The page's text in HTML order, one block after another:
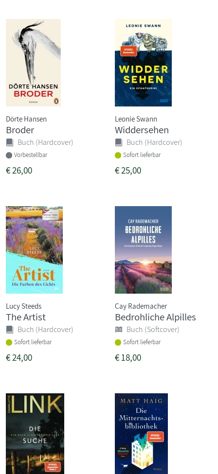
Dörte Hansen
Broder
Buch (Hardcover)
Vorbestellbar
€26,00
Leonie Swann
Widdersehen
Buch (Hardcover)
Sofort lieferbar
€25,00
Lucy Steeds
The Artist
Buch (Hardcover)
Sofort lieferbar
€24,00
Cay Rademacher
Bedrohliche Alpilles
Buch (Softcover)
Sofort lieferbar
€18,00